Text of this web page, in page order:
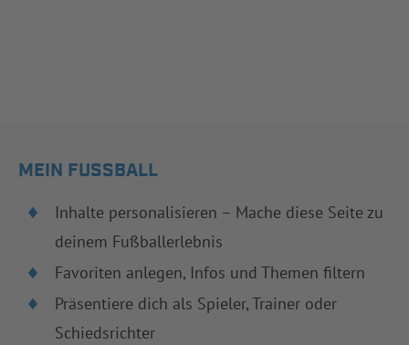
MEIN FUSSBALL
Inhalte personalisieren – Mache diese Seite zu
deinem Fußballerlebnis
Favoriten anlegen, Infos und Themen filtern
Präsentiere dich als Spieler, Trainer oder
Schiedsrichter